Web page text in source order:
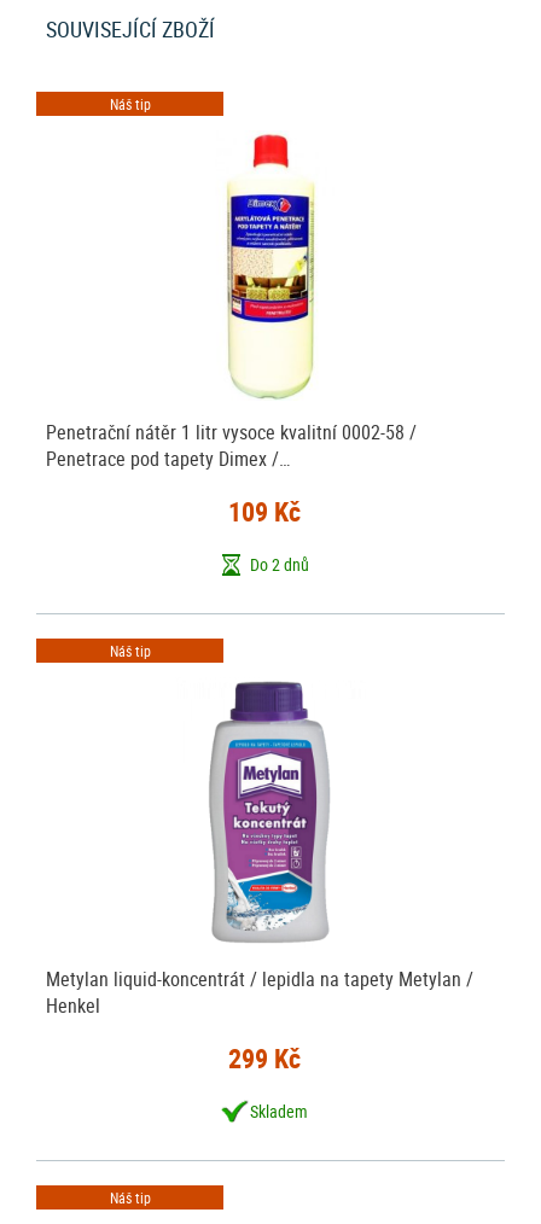
SOUVISEJÍCÍ ZBOŽÍ
Náš tip
Penetrační nátěr 1 litr vysoce kvalitní 0002-58 /
Penetrace pod tapety Dimex /…
109 Kč
Do 2 dnů
Náš tip
Metylan liquid-koncentrát / lepidla na tapety Metylan /
Henkel
299 Kč
Skladem
Náš tip